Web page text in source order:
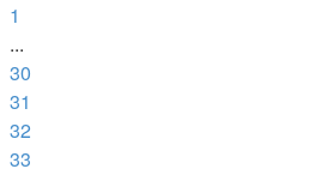
1
...
30
31
32
33